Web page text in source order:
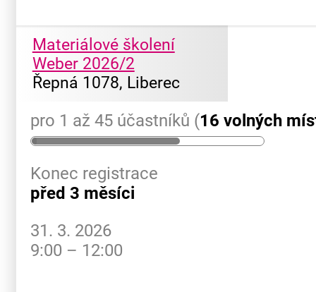
Materiálové školení
Weber 2026/2
Řepná 1078, Liberec
pro 1 až 45 účastníků (16 volných
Konec registrace
před 3 měsíci
31. 3. 2026
9:00 – 12:00